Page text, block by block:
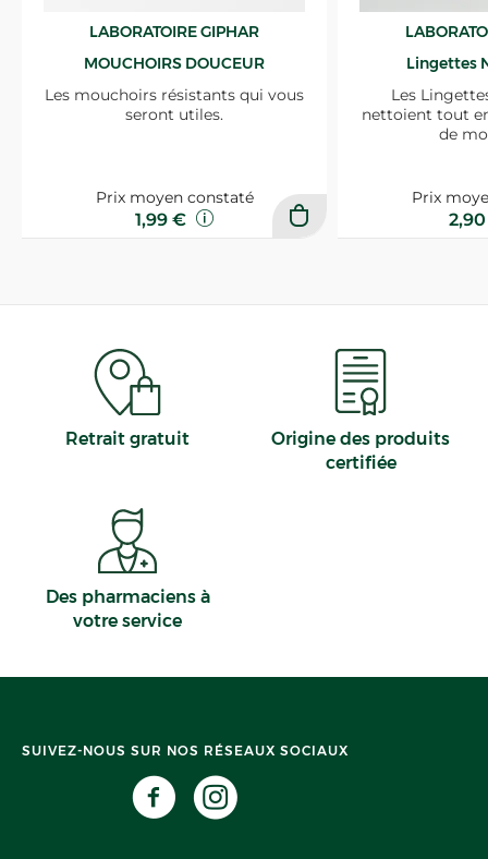
LABORATOIRE GIPHAR
MOUCHOIRS DOUCEUR
Les mouchoirs résistants qui vous
seront utiles.
Prix moyen constaté
1,99 €
Lingettes
Les
nettoient tout
de
Prix
Retrait gratuit
Origine des produits
certifiée
Des pharmaciens à
votre service
SUIVEZ-NOUS SUR NOS RÉSEAUX SOCIAUX